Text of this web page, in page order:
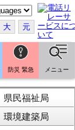
大 元
防災 緊急 メニュー
県民福祉局
環境建築局